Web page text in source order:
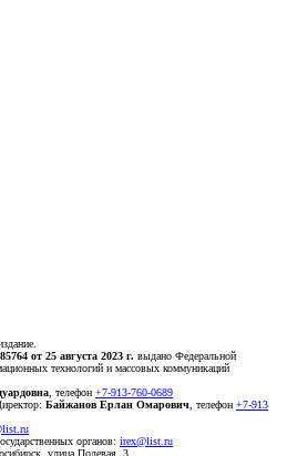
от 25 августа 2023 г. выдано Федеральной
технологий и массовых коммуникаций
, телефон +7-913-760-0689
Байжанов Ерлан Омарович , телефон +7-913
органов: irex@list.ru
улица Полевая, 3